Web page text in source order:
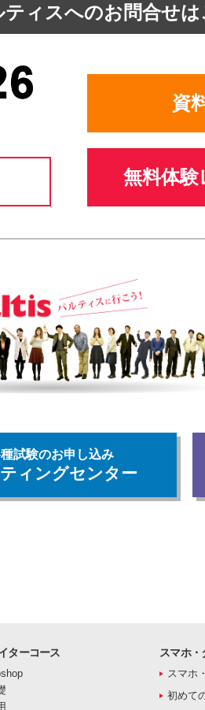
ィスへのお問合せ
資
無料体
試験のお申し込み
ィングセンター
ターコース スマホ・
スマホ
初めて